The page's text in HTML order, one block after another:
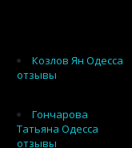
Козлов Ян Одесса
отзывы
Гончарова
Татьяна Одесса
отзывы